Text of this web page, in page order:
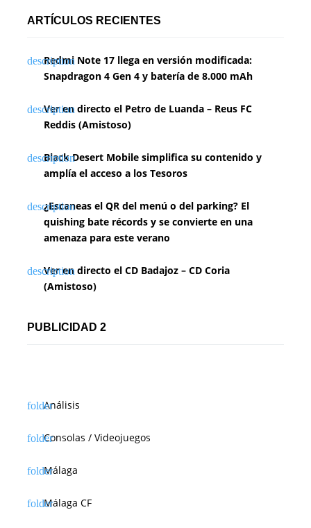
ARTÍCULOS RECIENTES
Redmi Note 17 llega en versión modificada:
Snapdragon 4 Gen 4 y batería de 8.000 mAh
Ver en directo el Petro de Luanda – Reus FC
Reddis (Amistoso)
Black Desert Mobile simplifica su contenido y
amplía el acceso a los Tesoros
¿Escaneas el QR del menú o del parking? El
quishing bate récords y se convierte en una
amenaza para este verano
Ver en directo el CD Badajoz – CD Coria
(Amistoso)
PUBLICIDAD 2
Análisis
Consolas / Videojuegos
Málaga
Málaga CF